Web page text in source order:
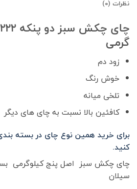
نظرات (0)
گرمی
زود دم
خوش رنگ
تلخی میانه
کافئین بالا نسبت به چای های دیگر
کنید.
چای چکش سبز اصل پنج کیلوگرمی
سیلان